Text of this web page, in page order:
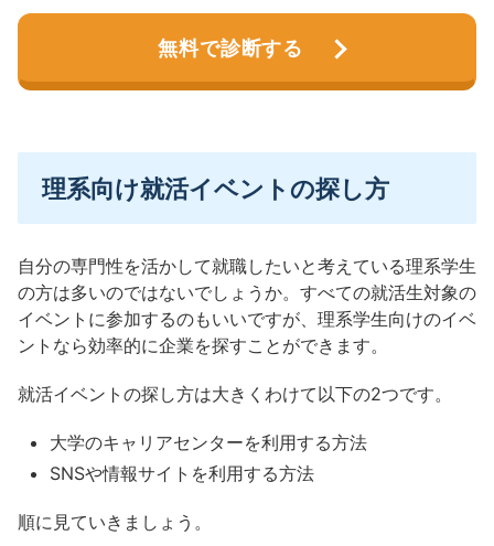
無料で診断する
理系向け就活イベントの探し方
自分の専門性を活かして就職したいと考えている理系学生
の方は多いのではないでしょうか。すべての就活生対象の
イベントに参加するのもいいですが、理系学生向けのイベ
ントなら効率的に企業を探すことができます。
就活イベントの探し方は大きくわけて以下の2つです。
大学のキャリアセンターを利用する方法
SNSや情報サイトを利用する方法
順に見ていきましょう。